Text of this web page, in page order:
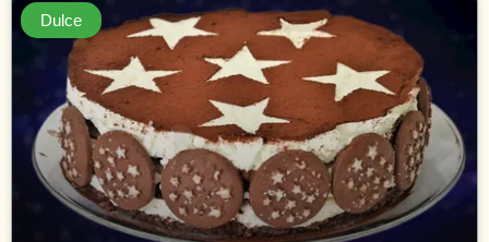
Dulce